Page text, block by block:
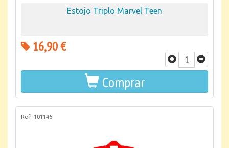
Estojo Triplo Marvel Teen
16,90 €
Comprar
Refª 101146